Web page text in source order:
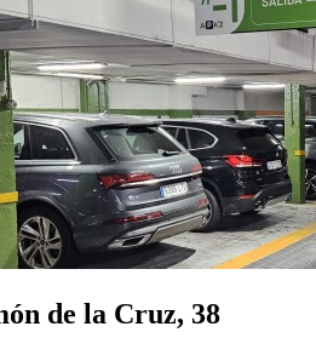
de la Cruz, 38